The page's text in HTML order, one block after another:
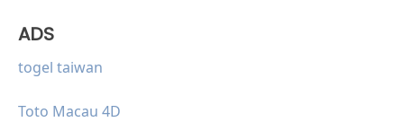
ADS
togel taiwan
Toto Macau 4D